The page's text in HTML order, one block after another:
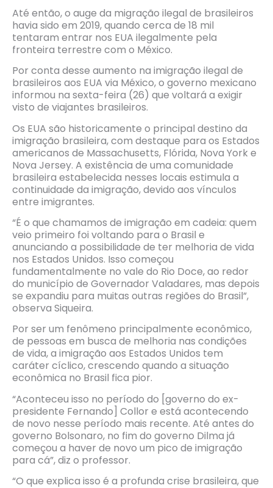
Até então, o auge da migração ilegal de brasileiros
havia sido em 2019, quando cerca de 18 mil
tentaram entrar nos EUA ilegalmente pela
fronteira terrestre com o México.
Por conta desse aumento na imigração ilegal de
brasileiros aos EUA via México, o governo mexicano
informou na sexta-feira (26) que voltará a exigir
visto de viajantes brasileiros.
Os EUA são historicamente o principal destino da
imigração brasileira, com destaque para os Estados
americanos de Massachusetts, Flórida, Nova York e
Nova Jersey. A existência de uma comunidade
brasileira estabelecida nesses locais estimula a
continuidade da imigração, devido aos vínculos
entre imigrantes.
“É o que chamamos de imigração em cadeia: quem
veio primeiro foi voltando para o Brasil e
anunciando a possibilidade de ter melhoria de vida
nos Estados Unidos. Isso começou
fundamentalmente no vale do Rio Doce, ao redor
do município de Governador Valadares, mas depois
se expandiu para muitas outras regiões do Brasil”,
observa Siqueira.
Por ser um fenômeno principalmente econômico,
de pessoas em busca de melhoria nas condições
de vida, a imigração aos Estados Unidos tem
caráter cíclico, crescendo quando a situação
econômica no Brasil fica pior.
“Aconteceu isso no período do [governo do ex-
presidente Fernando] Collor e está acontecendo
de novo nesse período mais recente. Até antes do
governo Bolsonaro, no fim do governo Dilma já
começou a haver de novo um pico de imigração
para cá”, diz o professor.
“O que explica isso é a profunda crise brasileira, que